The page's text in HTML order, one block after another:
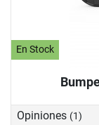
En Stock
Opiniones (1)